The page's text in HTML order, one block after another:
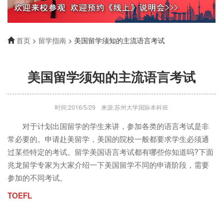
首页 > 留学指南 > 美国留学须知的主流语言考试
美国留学须知的主流语言考试
时间:2016/5/29 来源:苏州大学国际本科班
对于计划出国留学的学生来讲，参加各类的语言考试是非
常必要的。申请赴美留学，美国的院校一般都要求学生必须通
过某些特定的考试。留学美国语言考试都有哪些你知道吗?下面
兆龙留学专家为大家介绍一下美国留学不同的申请阶段，需要
参加的不同考试。
TOEFL